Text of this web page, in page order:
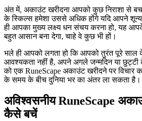
अंत में, अकाउंट खरीदना आपको कुछ निराशा से
के स्किल्स हमेशा उससे अधिक होंगे यदि आपने
ही आपका मुख्य लक्ष्य धन संचय करना हो, यह आपके
बहुत आसान बना देगा, चाहे वे कुछ भी हों।
भले ही आपको लगता हो कि आपको तुरंत पूरे
आवश्यकता नहीं है, अपने अगले जन्मदिन या
को एक RuneScape अकाउंट खरीदने पर
के समय के बीच दुनिया भर का अंतर ला सकता है।
अविश्वसनीय RuneScape
कैसे बचें